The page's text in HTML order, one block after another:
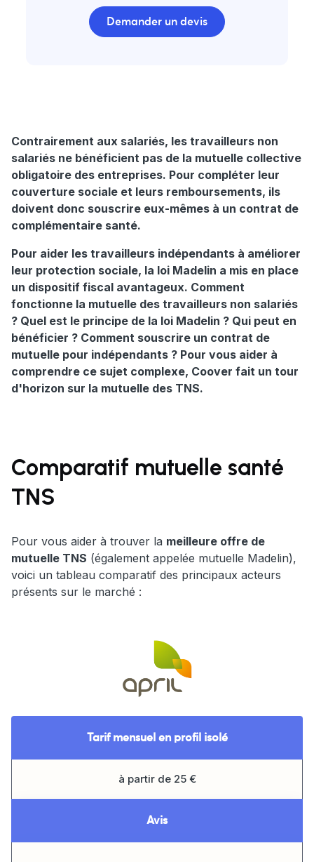
Demander un devis
Contrairement aux salariés, les travailleurs non
salariés ne bénéficient pas de la mutuelle collective
obligatoire des entreprises. Pour compléter leur
couverture sociale et leurs remboursements, ils
doivent donc souscrire eux-mêmes à un contrat de
complémentaire santé.
Pour aider les travailleurs indépendants à améliorer
leur protection sociale, la loi Madelin a mis en place
un dispositif fiscal avantageux. Comment
fonctionne la mutuelle des travailleurs non salariés
? Quel est le principe de la loi Madelin ? Qui peut en
bénéficier ? Comment souscrire un contrat de
mutuelle pour indépendants ? Pour vous aider à
comprendre ce sujet complexe, Coover fait un tour
d'horizon sur la mutuelle des TNS.
Comparatif mutuelle santé
TNS
Pour vous aider à trouver la meilleure offre de
mutuelle TNS (également appelée mutuelle Madelin),
voici un tableau comparatif des principaux acteurs
présents sur le marché :
Tarif mensuel en profil isolé
à partir de 25 €
Avis